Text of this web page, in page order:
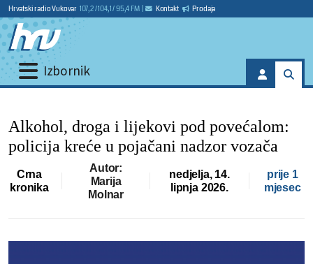
Hrvatski radio Vukovar 107,2 / 104,1 / 95,4 FM Kontakt Prodaja
Izbornik
Alkohol, droga i lijekovi pod povećalom:
policija kreće u pojačani nadzor vozača
Crna
kronika
Autor:
Marija
Molnar
nedjelja, 14.
lipnja 2026.
prije 1
mjesec